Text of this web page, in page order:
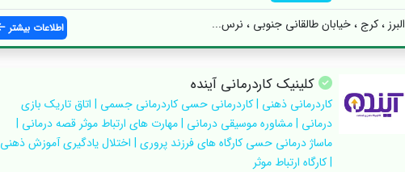
البرز ، کرج ، خیابان طالقانی جنوبی ، نرس... اطلاعات بیشتر
کلینیک کاردرمانی آینده
کاردرمانی ذهنی | کاردرمانی حسی کاردرمانی جسمی | اتاق تاریک بازی
درمانی | مشاوره موسیقی درمانی | مهارت های ارتباط موثر قصه درمانی |
ماساژ درمانی حسی کارگاه های فرزند پروری | اختلال یادگیری آموزش ذهنی
| کارگاه ارتباط موثر